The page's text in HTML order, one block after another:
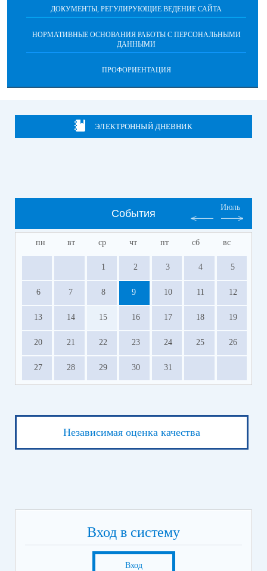
ДОКУМЕНТЫ, РЕГУЛИРУЮЩИЕ ВЕДЕНИЕ САЙТА
НОРМАТИВНЫЕ ОСНОВАНИЯ РАБОТЫ С ПЕРСОНАЛЬНЫМИ
ДАННЫМИ
ПРОФОРИЕНТАЦИЯ
ЭЛЕКТРОННЫЙ ДНЕВНИК
События
Июль
пн вт ср чт пт сб вс
1 2 3 4 5
6 7 8 9 10 11 12
13 14 15 16 17 18 19
20 21 22 23 24 25 26
27 28 29 30 31
Независимая оценка качества
Вход в систему
Вход